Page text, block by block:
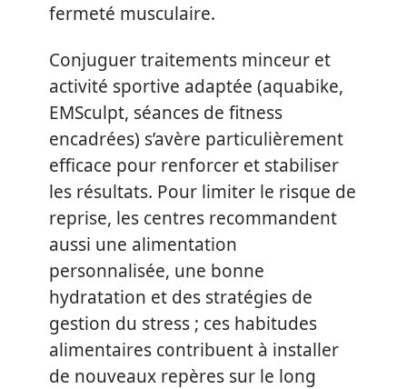
fermeté musculaire.
Conjuguer traitements minceur et
activité sportive adaptée (aquabike,
EMSculpt, séances de fitness
encadrées) s’avère particulièrement
efficace pour renforcer et stabiliser
les résultats. Pour limiter le risque de
reprise, les centres recommandent
aussi une alimentation
personnalisée, une bonne
hydratation et des stratégies de
gestion du stress ; ces habitudes
alimentaires contribuent à installer
de nouveaux repères sur le long